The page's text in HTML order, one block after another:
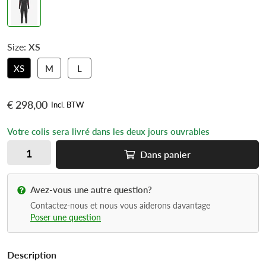
en stabilité. Grâce à ses matériaux flexibles, elle suit
parfaitement les mouvements du corps, même sur les
longues distances.
Size: XS
XS M L
€ 298,00 Incl. BTW
Votre colis sera livré dans les deux jours ouvrables
Dans panier
Avez-vous une autre question?
Contactez-nous et nous vous aiderons davantage
Poser une question
Description